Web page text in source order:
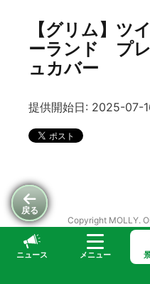
ニュース メニュー
戻る
【グリム】ツ
ーランド プ
ュカバー
提供開始日: 2025-07-
Copyright MOLLY.